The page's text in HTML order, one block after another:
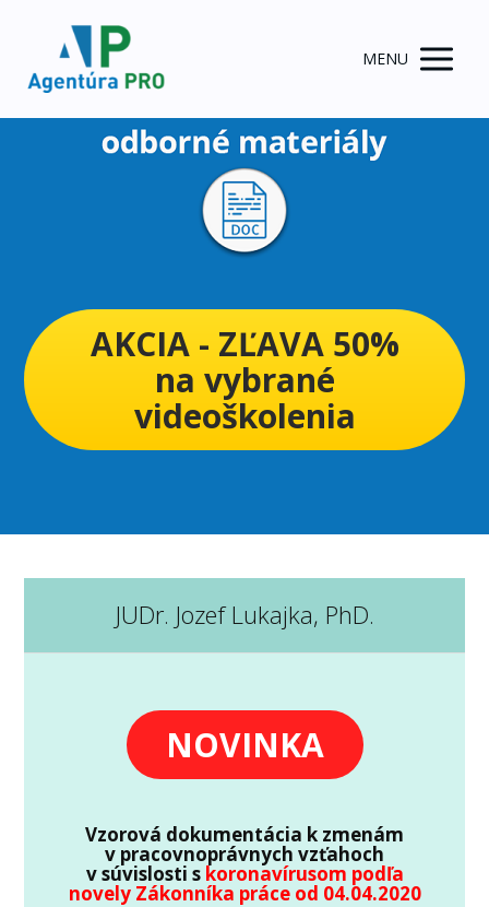
MENU
AKCIA - ZĽAVA 50%
na vybrané
videoškolenia
JUDr. Jozef Lukajka, PhD.
NOVINKA
Vzorová dokumentácia k zmenám
v pracovnoprávnych vzťahoch
v súvislosti s koronavírusom podľa
novely Zákonníka práce od 04.04.2020